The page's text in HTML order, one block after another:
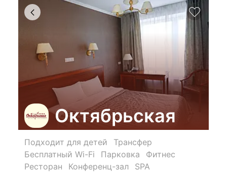
Октябрьская
Подходит для детей
Трансфер
Бесплатный Wi-Fi
Парковка
Фитнес
Ресторан
Конференц-зал
SPA